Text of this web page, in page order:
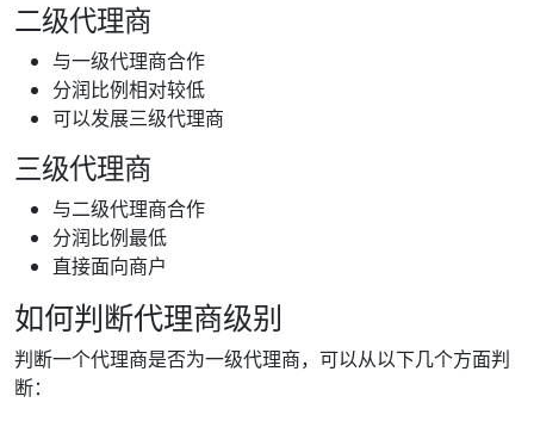
二级代理商
与一级代理商合作
分润比例相对较低
可以发展三级代理商
三级代理商
与二级代理商合作
分润比例最低
直接面向商户
如何判断代理商级别
判断一个代理商是否为一级代理商，可以从以下几个方面判
断：